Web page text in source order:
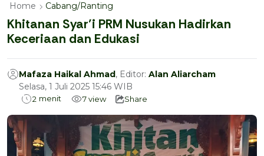
Home Cabang/Ranting
Khitanan Syar’i PRM Nusukan Hadirkan
Keceriaan dan Edukasi
Mafaza Haikal Ahmad, Editor: Alan Aliarcham
Selasa, 1 Juli 2025 15:46 WIB
2 menit 7view Share